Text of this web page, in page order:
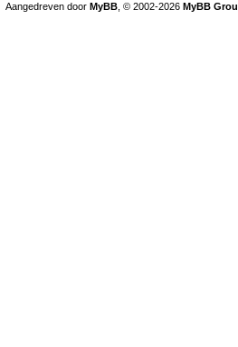
Aangedreven door MyBB , © 2002-2026 MyBB